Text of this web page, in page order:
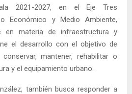
2021-2027, en el Eje Tres
Económico y Medio Ambiente,
en materia de infraestructura y
el desarrollo con el objetivo de
mantener, rehabilitar o
y el equipamiento urbano.
también busca responder a